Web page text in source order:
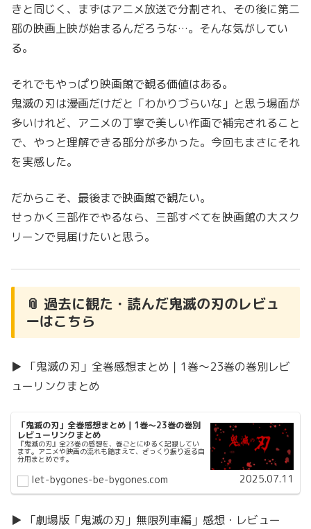
きと同じく、まずはアニメ放送で分割され、その後に第二
部の映画上映が始まるんだろうな…。そんな気がしてい
る。
それでもやっぱり映画館で観る価値はある。
鬼滅の刃は漫画だけだと「わかりづらいな」と思う場面が
多いけれど、アニメの丁寧で美しい作画で補完されること
で、やっと理解できる部分が多かった。今回もまさにそれ
を実感した。
だからこそ、最後まで映画館で観たい。
せっかく三部作でやるなら、三部すべてを映画館の大スク
リーンで見届けたいと思う。
📎 過去に観た・読んだ鬼滅の刃のレビュ
ーはこちら
▶ 「鬼滅の刃」全巻感想まとめ｜1巻〜23巻の巻別レビ
ューリンクまとめ
「鬼滅の刃」全巻感想まとめ｜1巻〜23巻の巻別
レビューリンクまとめ
『鬼滅の刃』全23巻の感想を、巻ごとにゆるく記録してい
ます。アニメや映画の流れも踏まえて、ざっくり振り返る自
分用まとめです。
let-bygones-be-bygones.com 2025.07.11
▶ 「劇場版「鬼滅の刃」無限列車編」感想・レビュー